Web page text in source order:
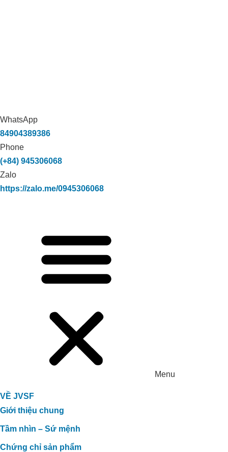
WhatsApp
84904389386
Phone
(+84) 945306068
Zalo
https://zalo.me/0945306068
Menu
VỀ JVSF
Giới thiệu chung
Tầm nhìn – Sứ mệnh
Chứng chỉ sản phẩm